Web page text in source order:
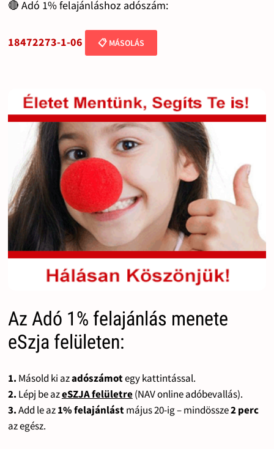
🔴 Adó 1% felajánláshoz adószám:
18472273-1-06 📋 MÁSOLÁS
Az Adó 1% felajánlás menete
eSzja felületen:
1. Másold ki azadószámotegy kattintással.
2. Lépj be azeSZJA felületre(NAV online adóbevallás).
3.Add le az1% felajánlástmájus 20-ig – mindössze2 perc
az egész.